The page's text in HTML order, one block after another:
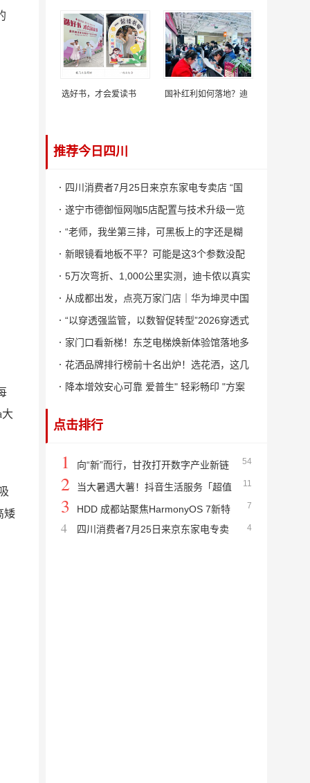
矮
选好书，才会爱读书 国补红利如何落地？迪
推荐今日四川
四川消费者7月25日来京东家电专卖店 “国
补下乡”京东超级内购会爆款家电一口价
遂宁市德御恒网咖5店配置与技术升级一览
“老师，我坐第三排，可黑板上的字还是糊
的……”
新眼镜看地板不平？可能是这3个参数没配
准！
5万次弯折、1,000公里实测，迪卡侬以真实
山野定义MH900徒步鞋
从成都出发，点亮万家门店｜华为坤灵中国
行2026·智能商业场景峰会暨门店宝全国启
航活动成功举办
“以穿透强监管，以数智促转型”2026穿透式
监管智享会在成都成功举办！
家门口看新梯！东芝电梯焕新体验馆落地多
城，便民焕梯正当时
花洒品牌排行榜前十名出炉！选花洒，这几
点你一定要看！
降本增效安心可靠 爱普生" 轻彩畅印 "方案
点击排行
54
1
向“新”而行，甘孜打开数字产业新链
接
11
2
当大暑遇大薯！抖音生活服务「超值
星期五薯条节」带你抢券消薯过周五
7
3
HDD 成都站聚焦HarmonyOS 7新特
性，解锁星河互联、空间计算、AI 智能创新 4
4
四川消费者7月25日来京东家电专卖